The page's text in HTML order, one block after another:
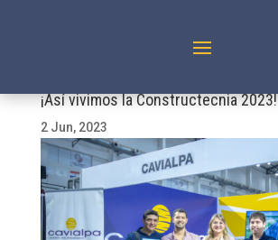
¡Así vivimos la Constructecnia 2023!
2 Jun, 2023